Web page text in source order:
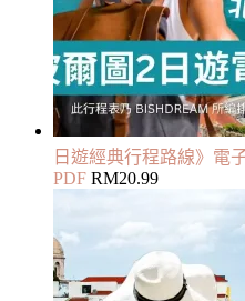
日遊經典行程路線》電
PDF RM20.99